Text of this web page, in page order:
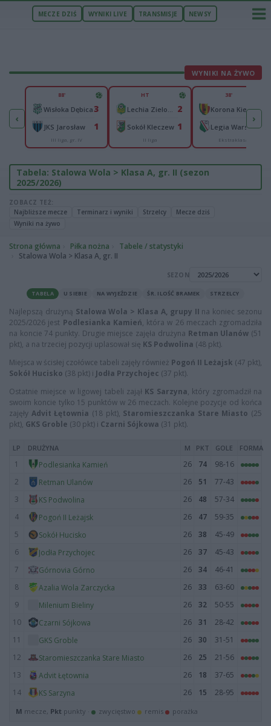
MECZE DZIŚ WYNIKI LIVE TRANSMISJE NEWSY
WYNIKI NA ŻYWO
‹
Zawisza Bydgoszcz1
0
88'
Wisłoka Dębica3
JKS Jarosław 1
III liga, gr. IV
HT
2
Sokół Kleczew 1
II liga
38'
Korona Kielce 0
Legia Warszawa 1
Ekstraklasa
›
Tabela: Stalowa Wola > Klasa A, gr. II (sezon
2025/2026)
ZOBACZ TEŻ:
Najbliższe mecze
Terminarz i wyniki Strzelcy
Mecze dziś
Wyniki na żywo
Strona główna Piłka nożna
Tabele / statystyki
Stalowa Wola > Klasa A, gr. II
SEZON
TABELA U SIEBIE NA WYJEŹDZIE ŚR. ILOŚĆ BRAMEK STRZELCY
Najlepszą drużyną Stalowa Wola > Klasa A, grupy II na koniec sezonu
2025/2026 jest Podlesianka Kamień, która w 26 meczach zgromadziła
na koncie 74 punkty. Drugie miejsce zajęła drużyna Retman Ulanów (51
pkt), a na trzeciej pozycji uplasował się KS Podwolina (48 pkt).
Miejsca w ścisłej czołówce tabeli zajęły również Pogoń II Leżajsk (47 pkt),
Sokół Hucisko (38 pkt) i Jodła Przychojec (37 pkt).
Ostatnie miejsce w ligowej tabeli zajął KS Sarzyna, który zgromadził na
swoim koncie tylko 15 punktów w 26 meczach. Kolejne pozycje od końca
zajęły Advit Łętownia (18 pkt), Staromieszczanka Stare Miasto (25
pkt), GKS Groble (30 pkt) i Czarni Sójkowa (31 pkt).
LP DRUŻYNA M PKT GOLE FORMA
1 Podlesianka Kamień 26 74
98-16
2
Retman Ulanów 26 51
77-43
3
KS Podwolina 26 48
57-34
4
Pogoń II Leżajsk 26 47
59-35
5
Sokół Hucisko 26 38
45-49
6
Jodła Przychojec 26 37
45-43
7
Górnovia Górno 26 34
46-41
8
Azalia Wola Zarczycka 26 33
63-60
9
Milenium Bieliny 26 32
50-55
10
Czarni Sójkowa 26 31
28-42
11
GKS Groble 26 30
31-51
12
Staromieszczanka Stare Miasto 26 25
21-56
13
Advit Łętownia 26 18
37-65
14
KS Sarzyna 26 15 28-95
M mecze, Pkt punkty · zwycięstwo remis porażka